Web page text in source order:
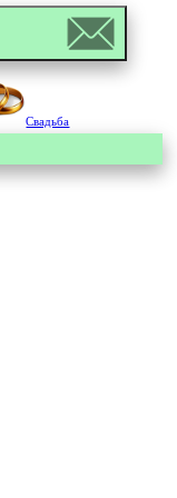
Свадьба